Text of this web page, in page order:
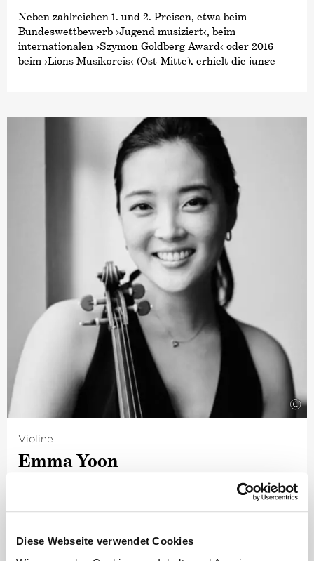
Diese Webseite verwendet Cookies
Neben zahlreichen 1. und 2. Preisen, etwa beim
Bundeswettbewerb ›Jugend musiziert‹, beim
internationalen ›Szymon Goldberg Award‹ oder 2016
beim ›Lions Musikpreis‹ (Ost-Mitte), erhielt die junge
Als Konzertmeisterin spielte sie unter namhaften
Dirigenten wie Jonathan Nott, Sebastian Weigle und
Michael Sanderling und gab bereits viele solistische wie
kammermusikalische Konzerte u.a. bei den
Niedersächsischen Musiktagen, den Fasch-Festtagen
und dem Usedomer Musikfestival. 2017 gründete sie die
OWL-Kammer­philharmonie.
©
Violine
Emma Yoon
Aus Neuseeland stammend, begann Emma Yoon ihr
Konzertexamen absolvierte sie im Anschluss bei